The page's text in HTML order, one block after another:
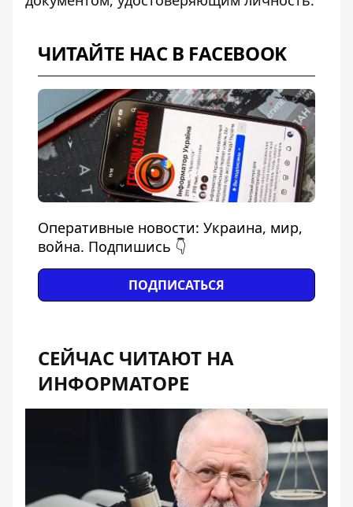
ЧИТАЙТЕ НАС В FACEBOOK
Оперативные новости: Украина, мир,
война. Подпишись 👇
ПОДПИСАТЬСЯ
СЕЙЧАС ЧИТАЮТ НА
ИНФОРМАТОРЕ